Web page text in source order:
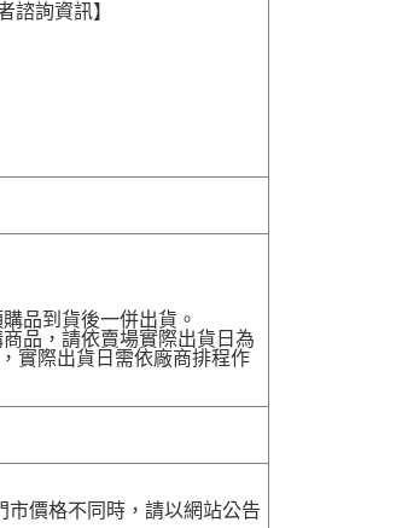
諮詢資訊】
品到貨後一併出貨。
品，請依賣場實際出貨日為
實際出貨日需依廠商排程作
價格不同時，請以網站公告